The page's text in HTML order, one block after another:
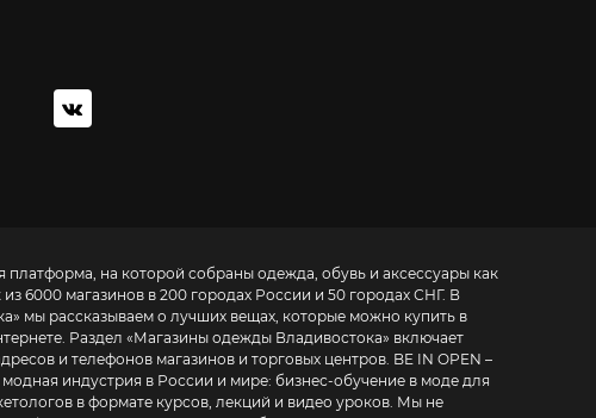
платформа, на которой собраны одежда, обувь и аксессуары как
6000 магазинов в 200 городах России и 50 городах СНГ. В
» мы рассказываем о лучших вещах, которые можно купить в
Раздел «Магазины одежды Владивостока» включает
и телефонов магазинов и торговых центров. BE IN OPEN –
индустрия в России и мире: бизнес-обучение в моде для
в формате курсов, лекций и видео уроков. Мы не